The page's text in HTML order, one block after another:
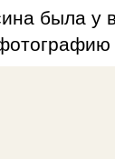
была у